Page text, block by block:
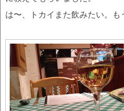
は〜、トカイまた飲みたい。も